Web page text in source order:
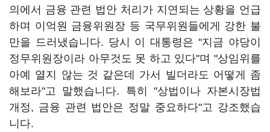
의에서 금융 관련 법안 처리가 지연되는 상황을 언급
하며 이억원 금융위원장 등 국무위원들에게 강한 불
만을 드러냈습니다. 당시 이 대통령은 "지금 야당이
정무위원장이라 아무것도 못 하고 있다"며 "상임위를
아예 열지 않는 것 같은데 가서 빌더라도 어떻게 좀
해보라"고 말했습니다. 특히 "상법이나 자본시장법
개정, 금융 관련 법안은 정말 중요하다"고 강조했습
니다.